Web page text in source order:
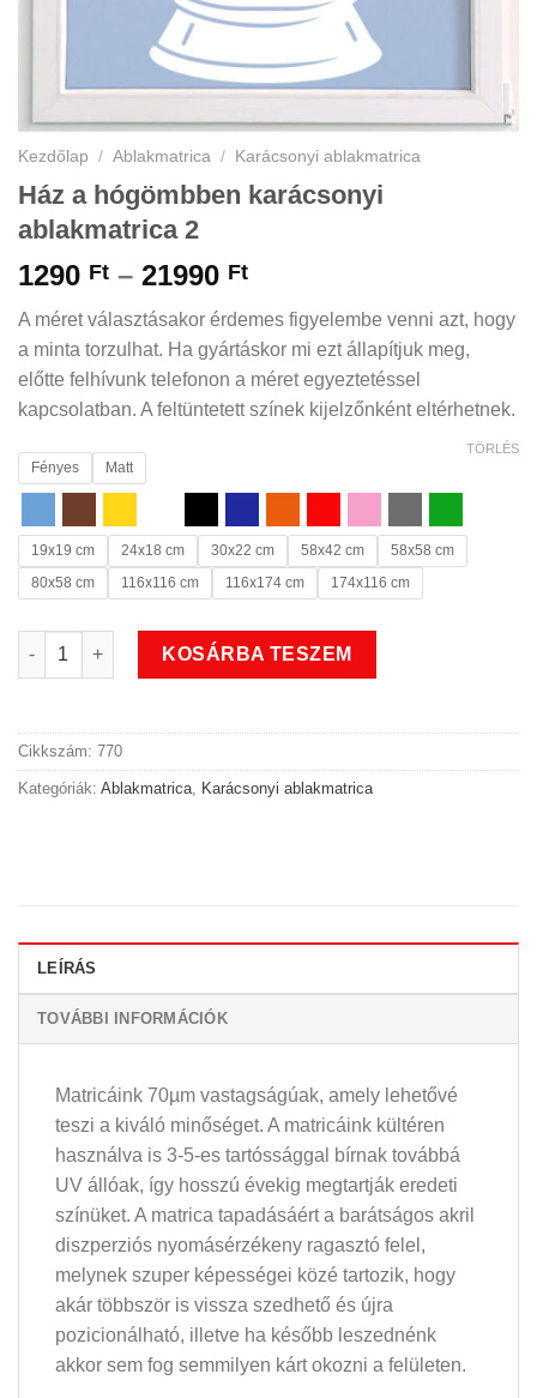
Kezdőlap / Ablakmatrica / Karácsonyi ablakmatrica
Ház a hógömbben karácsonyi
ablakmatrica 2
1290 Ft – 21990 FtÁrtartomány:
-
21990 Ft
A méret választásakor érdemes figyelembe venni azt, hogy
a minta torzulhat. Ha gyártáskor mi ezt állapítjuk meg,
előtte felhívunk telefonon a méret egyeztetéssel
kapcsolatban. A feltüntetett színek kijelzőnként eltérhetnek.
Fényes Matt
19x19 cm 24x18 cm 30x22 cm 58x42 cm
58x58 cm
80x58 cm
116x116 cm 116x174 cm 174x116 cm
TÖRLÉS
Ház a hógömbben karácsonyi ablakmatrica 2 mennyiség
KOSÁRBA TESZEM
Cikkszám: 770
Kategóriák: Ablakmatrica Karácsonyi ablakmatrica
LEÍRÁS
TOVÁBBI INFORMÁCIÓK
Matricáink 70µm vastagságúak, amely lehetővé
teszi a kiváló minőséget. A matricáink kültéren
használva is 3-5-es tartóssággal bírnak továbbá
UV állóak, így hosszú évekig megtartják eredeti
színüket. A matrica tapadásáért a barátságos akril
diszperziós nyomásérzékeny ragasztó felel,
melynek szuper képességei közé tartozik, hogy
akár többször is vissza szedhető és újra
pozicionálható, illetve ha később leszednénk
akkor sem fog semmilyen kárt okozni a felületen.